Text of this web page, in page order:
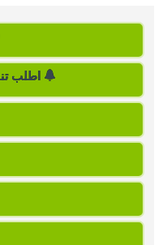
اطلب